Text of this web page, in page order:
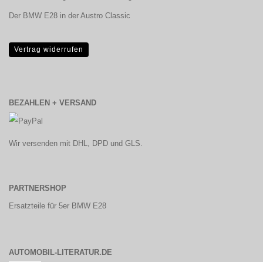
Der BMW E28 in der Austro Classic
Vertrag widerrufen
BEZAHLEN + VERSAND
Wir versenden mit DHL, DPD und GLS.
PARTNERSHOP
Ersatzteile für 5er BMW E28
AUTOMOBIL-LITERATUR.DE